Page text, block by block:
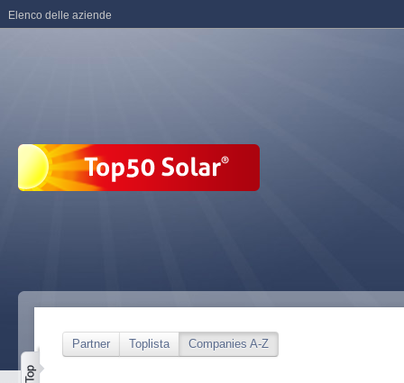
Partner Toplista Companies A-Z
Elenco delle aziende